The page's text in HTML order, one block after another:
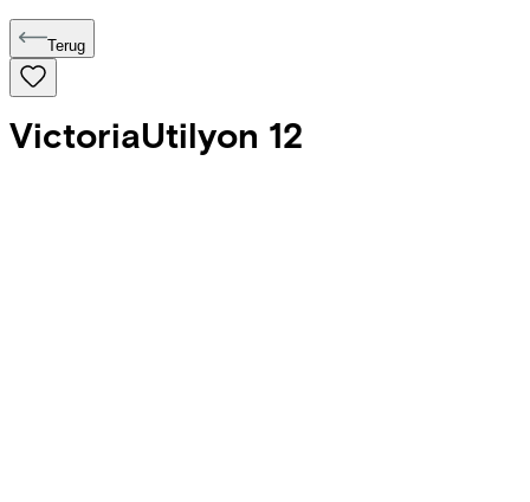
Terug
VictoriaUtilyon 12